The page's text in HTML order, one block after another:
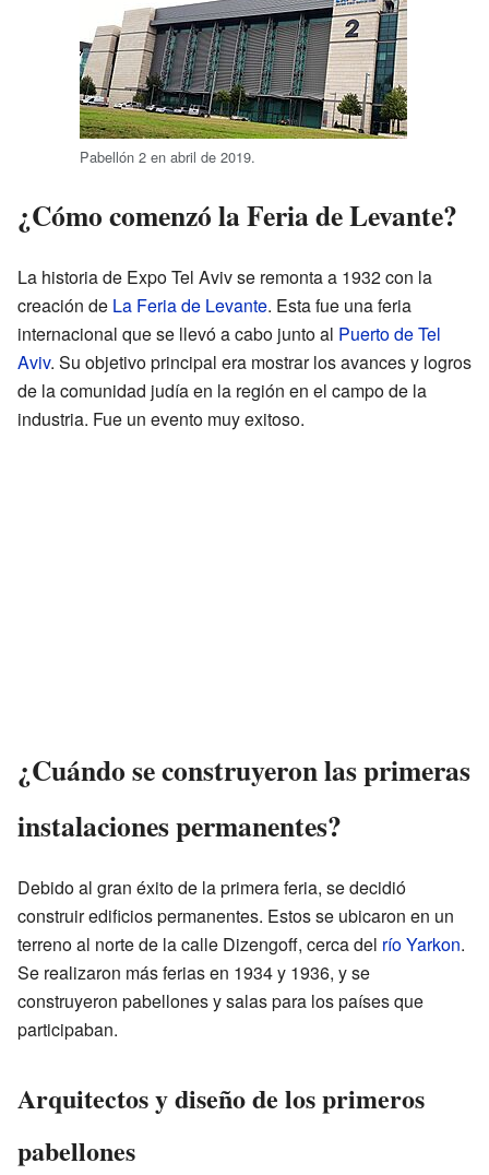
Pabellón 2 en abril de 2019.
¿Cómo comenzó la Feria de Levante?
La historia de Expo Tel Aviv se remonta a 1932 con la
creación de La Feria de Levante. Esta fue una feria
internacional que se llevó a cabo junto al Puerto de Tel
Aviv. Su objetivo principal era mostrar los avances y logros
de la comunidad judía en la región en el campo de la
industria. Fue un evento muy exitoso.
¿Cuándo se construyeron las primeras
instalaciones permanentes?
Debido al gran éxito de la primera feria, se decidió
construir edificios permanentes. Estos se ubicaron en un
terreno al norte de la calle Dizengoff, cerca del río Yarkon.
Se realizaron más ferias en 1934 y 1936, y se
construyeron pabellones y salas para los países que
participaban.
Arquitectos y diseño de los primeros
pabellones